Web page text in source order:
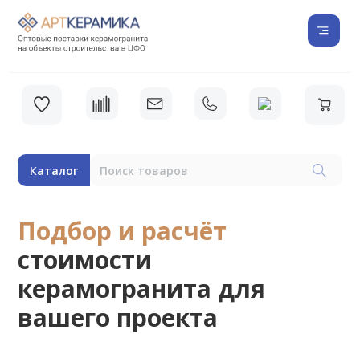
Каталог
Подбор и расчёт
стоимости
керамогранита для
вашего проекта